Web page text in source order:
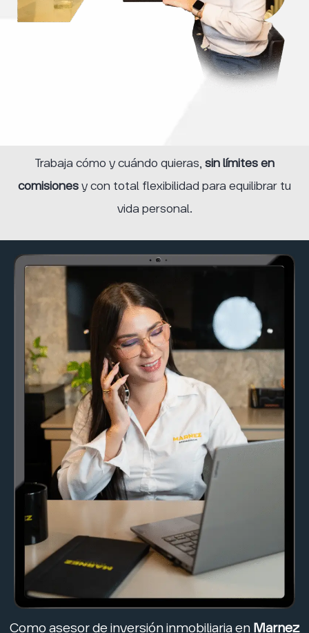
Trabaja cómo y cuándo quieras, sin límites en
comisiones y con total flexibilidad para equilibrar tu
vida personal.
Como asesor de inversión inmobiliaria en Marnez